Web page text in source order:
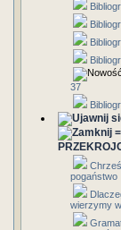
37
pogaństwo
wierzymy